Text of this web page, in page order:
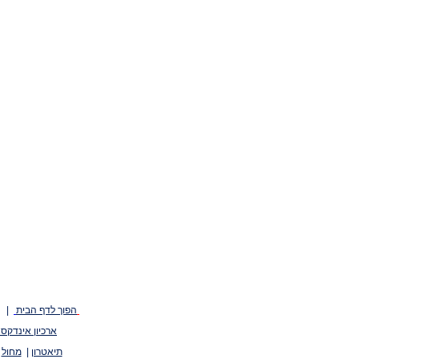
הפוך לדף הבית
ארכיון אינדקס
תיאטרון
|מחול